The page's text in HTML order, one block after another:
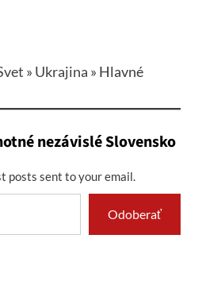
» Ukrajina » Hlavné
nezávislé Slovensko
posts sent to your email.
Odoberať